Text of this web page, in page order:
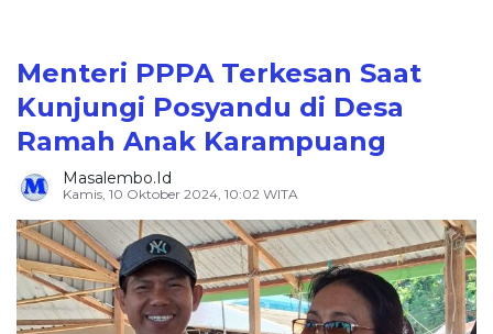
Menteri PPPA Terkesan Saat
Kunjungi Posyandu di Desa
Ramah Anak Karampuang
Masalembo.id
Kamis, 10 Oktober 2024, 10:02 WITA